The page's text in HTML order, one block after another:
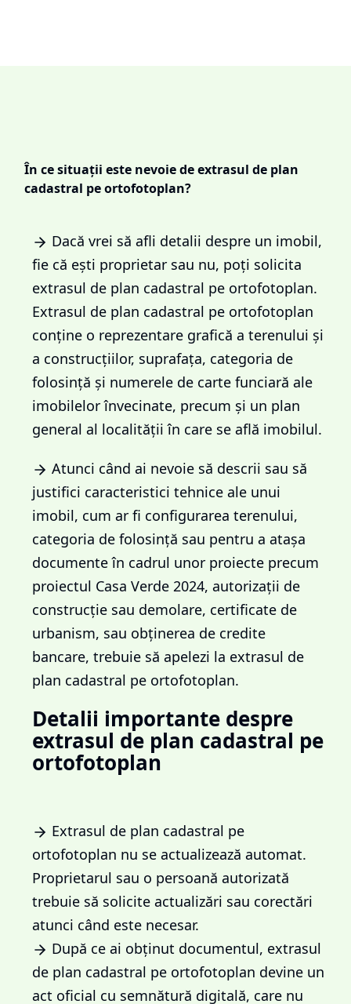
În ce situații este nevoie de extrasul de plan
cadastral pe ortofotoplan?
Dacă vrei să afli detalii despre un imobil,
fie că ești proprietar sau nu, poți solicita
extrasul de plan cadastral pe ortofotoplan.
Extrasul de plan cadastral pe ortofotoplan
conține o reprezentare grafică a terenului și
a construcțiilor, suprafața, categoria de
folosință și numerele de carte funciară ale
imobilelor învecinate, precum și un plan
general al localității în care se află imobilul.
Atunci când ai nevoie să descrii sau să
justifici caracteristici tehnice ale unui
imobil, cum ar fi configurarea terenului,
categoria de folosință sau pentru a atașa
documente în cadrul unor proiecte precum
proiectul Casa Verde 2024, autorizații de
construcție sau demolare, certificate de
urbanism, sau obținerea de credite
bancare, trebuie să apelezi la extrasul de
plan cadastral pe ortofotoplan.
Detalii importante despre
extrasul de plan cadastral pe
ortofotoplan
Extrasul de plan cadastral pe
ortofotoplan nu se actualizează automat.
Proprietarul sau o persoană autorizată
trebuie să solicite actualizări sau corectări
atunci când este necesar.
După ce ai obținut documentul, extrasul
de plan cadastral pe ortofotoplan devine un
act oficial cu semnătură digitală, care nu